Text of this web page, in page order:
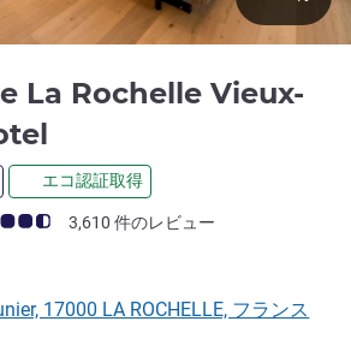
La Rochelle Vieux-
エコ認証取得
済みレビュー アコーホテルズ)
3,610 件のレビュー
17000 LA ROCHELLE, フランス